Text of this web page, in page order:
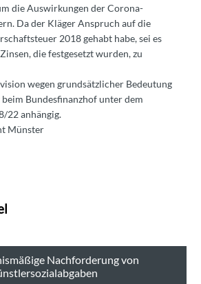
die Auswirkungen der Corona-
Da der Kläger Anspruch auf die
2018 gehabt habe, sei es
die festgesetzt wurden, zu
wegen grundsätzlicher Bedeutung
beim Bundesfinanzhof unter dem
22 anhängig.
Münster
Nachforderung von